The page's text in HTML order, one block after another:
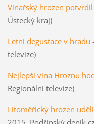
Vinařský hrozen
Ústecký kraj)
Letní degustace v hradu
televize)
Nejlepší vína Hroznu
Regionální televize)
Litoměřický hrozen